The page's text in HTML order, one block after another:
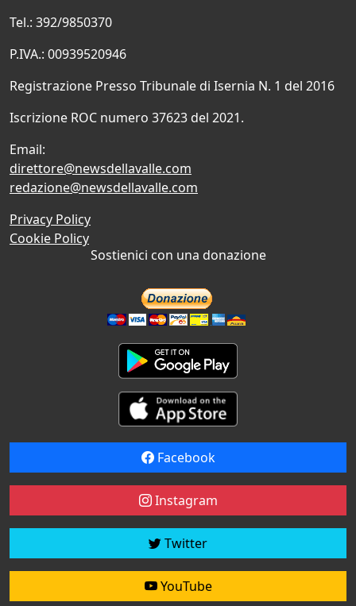
Tel.: 392/9850370
P.IVA.: 00939520946
Registrazione Presso Tribunale di Isernia N. 1 del 2016
Iscrizione ROC numero 37623 del 2021.
Email:
direttore@newsdellavalle.com
redazione@newsdellavalle.com
Privacy Policy
Cookie Policy
Sostienici con una donazione
Facebook
Instagram
Twitter
YouTube